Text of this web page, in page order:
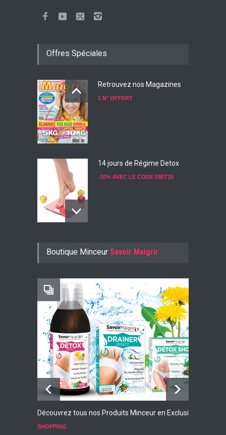
Offres Spéciales
Retrouvez nos Magazines
1 N° OFFERT
14 jours de Régime Detox
-10% AVEC LE CODE DIET15
-10% AVEC LE CODE KONJ10
Faites Votre Bilan Minceur
GRATUIT
Boutique Minceur Savoir Maigrir
Découvrez tous nos Produits Minceur en Exclusivité
SHOPPING